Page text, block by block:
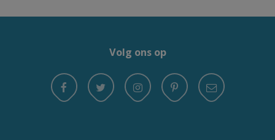
Volg ons op